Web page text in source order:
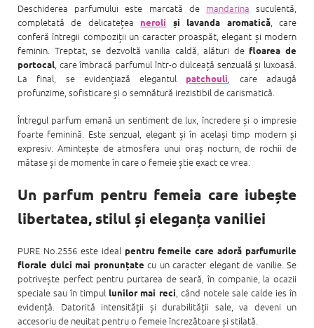
Deschiderea parfumului este marcată de mandarina suculentă,
completată de delicatețea
neroli și lavanda aromatică, care
conferă întregii compoziții un caracter proaspăt, elegant și modern
feminin. Treptat, se dezvoltă vanilia caldă, alături de floarea de
portocal, care îmbracă parfumul într-o dulceață senzuală și luxoasă.
La final, se evidențiază elegantul patchouli, care adaugă
profunzime, sofisticare și o semnătură irezistibil de carismatică.
Întregul parfum emană un sentiment de lux, încredere și o impresie
foarte feminină. Este senzual, elegant și în același timp modern și
expresiv. Amintește de atmosfera unui oraș nocturn, de rochii de
mătase și de momente în care o femeie știe exact ce vrea.
Un parfum pentru femeia care iubește
libertatea, stilul și eleganța vaniliei
PURE No.2556 este ideal pentru femeile care adoră parfumurile
florale dulci mai pronunțate cu un caracter elegant de vanilie. Se
potrivește perfect pentru purtarea de seară, în companie, la ocazii
speciale sau în timpul lunilor mai reci, când notele sale calde ies în
evidență. Datorită intensității și durabilității sale, va deveni un
accesoriu de neuitat pentru o femeie încrezătoare și stilată.